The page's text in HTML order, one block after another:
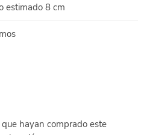
estimado 8 cm
hayan comprado este